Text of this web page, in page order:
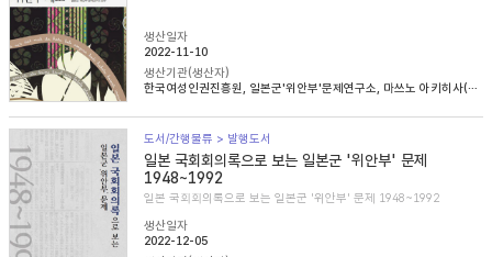
생산일자
2022-11-10
생산기관(생산자)
한국여성인권진흥원, 일본군'위안부'문제연구소, 마쓰노 아키히사(松野明久), 이승희
도서/간행물류 > 발행도서
일본 국회회의록으로 보는 일본군 '위안부' 문제
1948~1992
일본 국회회의록으로 보는 일본군 '위안부' 문제 1948~1992
생산일자
2022-12-05